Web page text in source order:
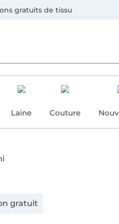
gratuits de tissu
Laine Couture
gratuit
Carte bleue, PayPal,